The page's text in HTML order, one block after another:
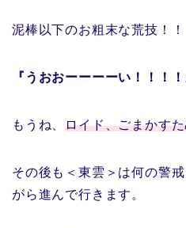
泥棒以下のお粗末な荒技！！
『うおおーーーーい！！！！
もうね、ロイド、ごまかす
その後も＜東雲＞は何の警
がら進んで行きます。